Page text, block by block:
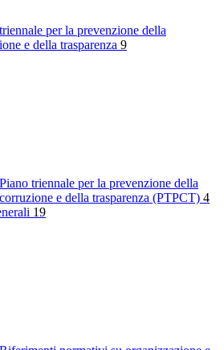
per la prevenzione della
e della trasparenza 9
Piano triennale per la prevenzione della
corruzione e della trasparenza (PTPCT) 4
19